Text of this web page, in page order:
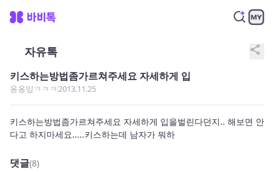
자유톡 share
키스하는방법좀가르쳐주세요 자세하게 입
옹옹잉ㅋㅋㅋ2013.11.25
키스하는방법좀가르쳐주세요 자세하게 입을벌린다던지.. 해보면 안
다고 하지마세요.....키스하는데 남자가 뭐하
댓글(8)